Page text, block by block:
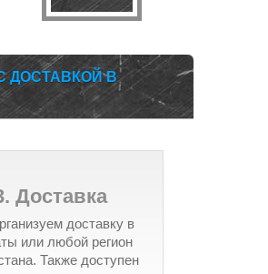
ДОСТАВКОЙ В
Доставка
доставку в
или любой регион
Также доступен